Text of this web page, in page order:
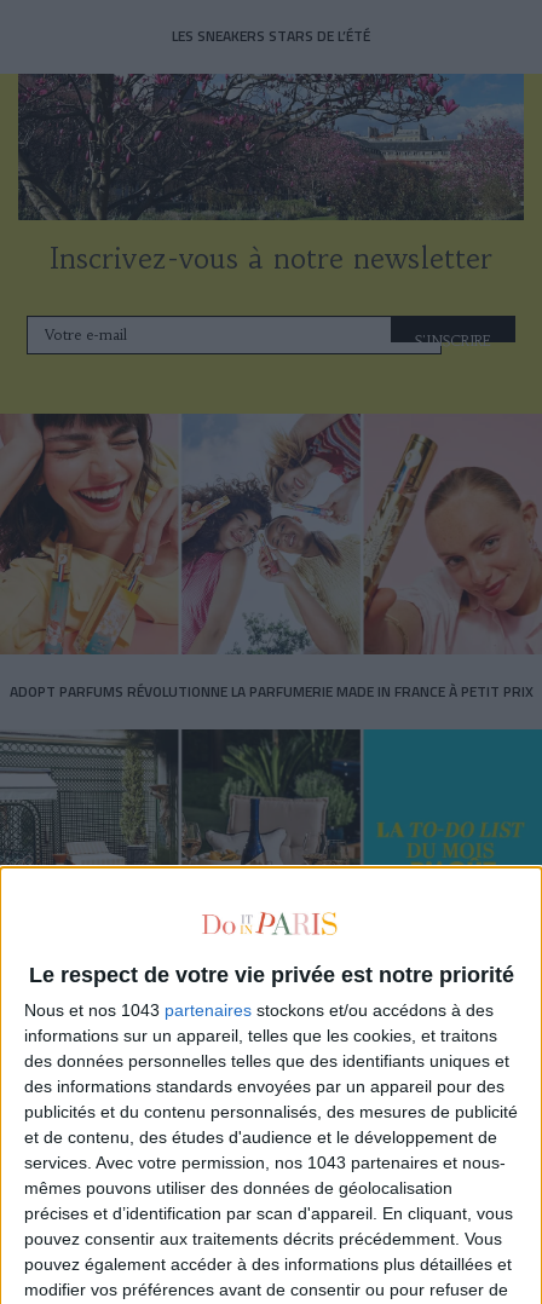
Le respect de votre vie privée est notre priorité
Nous et nos 1043 partenaires stockons et/ou accédons à des
informations sur un appareil, telles que les cookies, et traitons
des données personnelles telles que des identifiants uniques et
des informations standards envoyées par un appareil pour des
publicités et du contenu personnalisés, des mesures de publicité
et de contenu, des études d'audience et le développement de
services. Avec votre permission, nos 1043 partenaires et nous-
mêmes pouvons utiliser des données de géolocalisation
précises et d’identification par scan d'appareil. En cliquant, vous
pouvez consentir aux traitements décrits précédemment. Vous
pouvez également accéder à des informations plus détaillées et
modifier vos préférences avant de consentir ou pour refuser de
LES SNEAKERS STARS DE L’ÉTÉ
Inscrivez-vous à notre newsletter
S'INSCRIRE
ADOPT PARFUMS RÉVOLUTIONNE LA PARFUMERIE MADE IN FRANCE À PETIT PRIX
TOUT CE QUE VOUS DEVEZ FAIRE À PARIS EN AOÛT